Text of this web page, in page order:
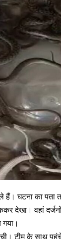
हैं। घटना का
देखा। वहां
टीम के साथ